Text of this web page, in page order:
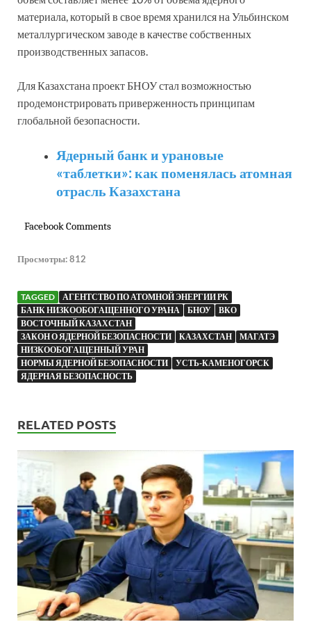
материала, который в свое время хранился на Ульбинском
металлургическом заводе в качестве собственных
производственных запасов.
Для Казахстана проект БНОУ стал возможностью
продемонстрировать приверженность принципам
глобальной безопасности.
Ядерный банк и урановые
«таблетки»: как поменялась атомная
отрасль Казахстана
Facebook Comments
Просмотры:812
TAGGED
АГЕНТСТВО ПО АТОМНОЙ ЭНЕРГИИ РК
БАНК НИЗКООБОГАЩЕННОГО УРАНА
БНОУ
ВКО
ВОСТОЧНЫЙ КАЗАХСТАН
ЗАКОН О ЯДЕРНОЙ БЕЗОПАСНОСТИ
КАЗАХСТАН
МАГАТЭ
НИЗКООБОГАЩЕННЫЙ УРАН
НОРМЫ ЯДЕРНОЙ БЕЗОПАСНОСТИ
УСТЬ-КАМЕНОГОРСК
ЯДЕРНАЯ БЕЗОПАСНОСТЬ
RELATED POSTS